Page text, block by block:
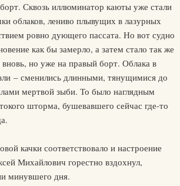
Сквозь иллюминатор каюты уже стали
облаков, лениво плывущих в лазурных
ровно дующего пассата. Но вот судно
как бы замерло, а затем стало так же
но уже на правый борт. Облака в
– сменились длинными, тянущимися до
мертвой зыби. То было наглядным
шторма, бушевавшего сейчас где-то
качки соответствовало и настроение
Михайлович горестно вздохнул,
минувшего дня.